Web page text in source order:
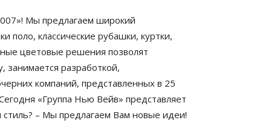
Мы предлагаем широкий
классические рубашки, куртки,
цветовые решения позволят
разработкой,
компаний, представленных в 25
«Группа Нью Вейв» представляет
стиль? – Мы предлагаем Вам новые идеи!